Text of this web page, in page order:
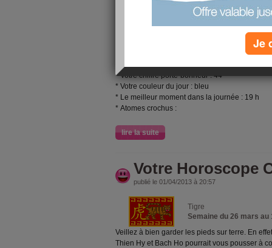
La mésentente sera oubliée et vous saurez
agréable pour les célibataires.
Attendez quelques temps avant de vous
violente, la marche à pied en forêt ou la
* Votre chiffre porte-bonheur : 44
* Votre couleur du jour : bleu
* Le meilleur moment dans la journée : 19 h
* Atomes crochus :
lire la suite
Votre Horoscope
publié le 01/04/2013 à 20:57
Tigre
Semaine du 26 mars au
Veillez à bien garder les pieds sur terre. En
Thien Hy et Bach Ho pourrait vous pousser à
Je